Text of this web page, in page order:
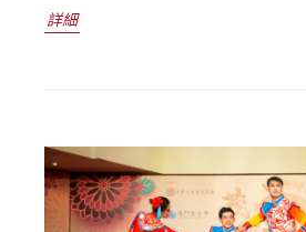
詳細